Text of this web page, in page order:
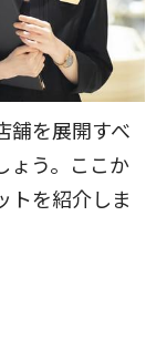
舗を展開すべ
ょう。ここか
トを紹介しま